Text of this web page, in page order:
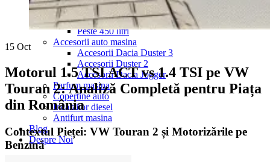
Sub 350 Litri
Peste 350 Litri
Peste 450 litri
Accesorii auto masina
Accesorii Dacia Duster 3
Accesorii Duster 2
Accesorii Dacia Jogger
Parfum masina
Copertine auto
Incalzitor diesel
Antifurt masina
Blog
Despre Noi
15 Oct
Motorul 1.5 TSI ACT vs 1.4 TSI pe VW
Touran 2: Analiză Completă pentru Piața
din România
Contextul Pieței: VW Touran 2 și Motorizările pe
Benzină